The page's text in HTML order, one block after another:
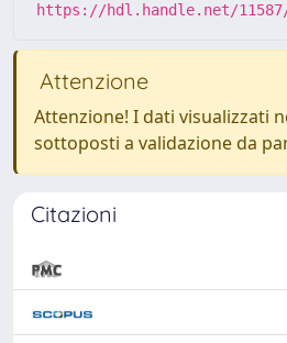
https://hdl.handle.net/11587/
Attenzione
Attenzione! I dati visualizzati
sottoposti a validazione da
Citazioni